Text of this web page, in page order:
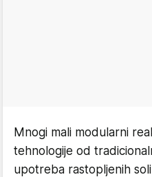
Mnogi mali modularni
tehnologije od
upotreba rastopljenih